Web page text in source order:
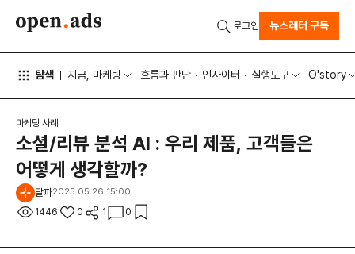
탐색 지금, 마케팅 흐름과 판단 인사이터 실행도구 O'story
로그인 뉴스레터 구독
마케팅 사례
소셜/리뷰 분석 AI : 우리 제품, 고객들은
어떻게 생각할까?
달파2025.05.26 15:00
1446 0 1 0